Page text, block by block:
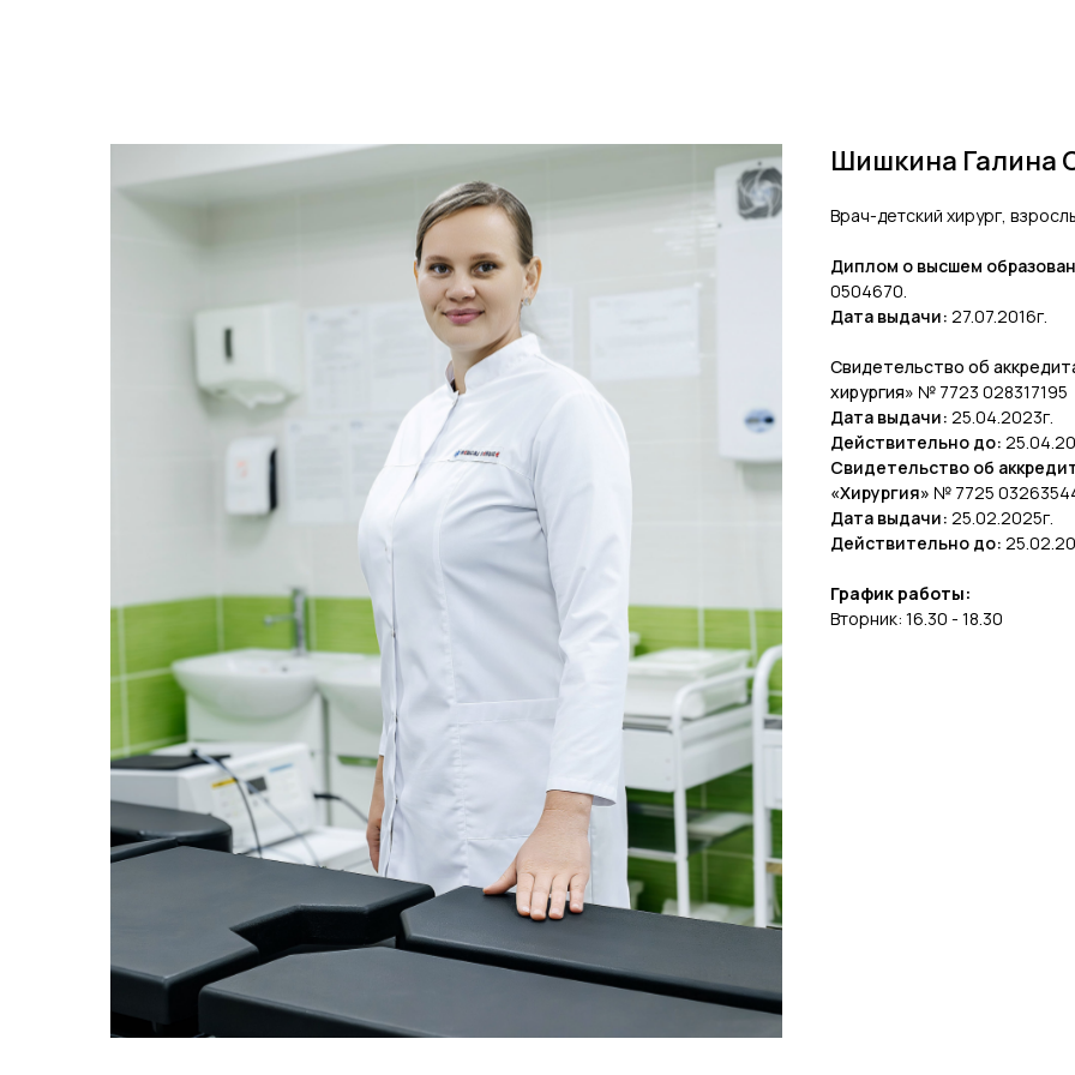
Шишкина Галина
Врач-детский хирург,
Диплом о высшем
0504670.
Дата выдачи: 27.07.2016г.
Свидетельство об
хирургия» № 7723 028317195
Дата выдачи: 25.04.2023г.
Действительно до:
Свидетельство об
«Хирургия» № 7725
Дата выдачи: 25.02.2025г.
Действительно до:
График работы:
Вторник: 16.30 - 18.30